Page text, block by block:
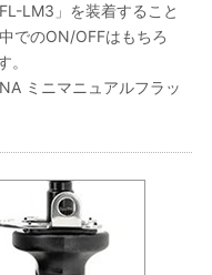
LM3」を装着すること
でのON/OFFはもちろ
。
ミニマニュアルフラッ